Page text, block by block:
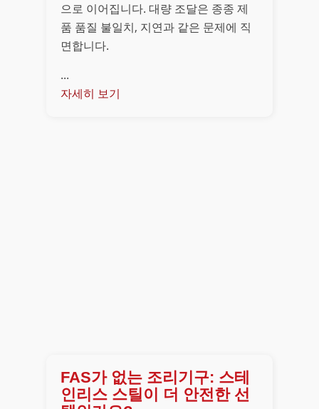
으로 이어집니다. 대량 조달은 종종 제
품 품질 불일치, 지연과 같은 문제에 직
면합니다.
...
자세히 보기
FAS가 없는 조리기구: 스테
인리스 스틸이 더 안전한 선